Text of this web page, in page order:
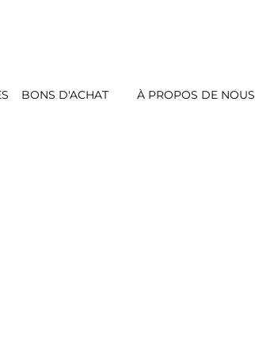
BONS D'ACHAT À PROPOS DE NOUS